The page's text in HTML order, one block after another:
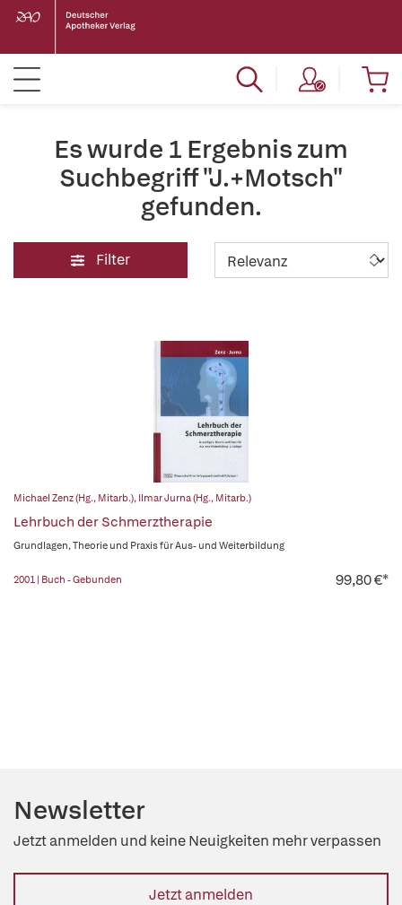
Es wurde 1 Ergebnis zum
Suchbegriff "J.+Motsch"
gefunden.
Filter
Michael Zenz (Hg., Mitarb.), Ilmar Jurna (Hg., Mitarb.)
Lehrbuch der Schmerztherapie
Grundlagen, Theorie und Praxis für Aus- und Weiterbildung
2001 | Buch - Gebunden 99,80 €*
Newsletter
Jetzt anmelden und keine Neuigkeiten mehr verpassen
Jetzt anmelden